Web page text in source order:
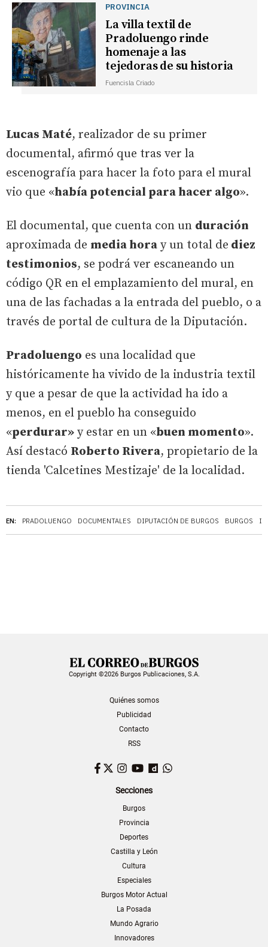
EN: PRADOLUENGO DOCUMENTALES DIPUTACIÓN DE BURGOS BURGOS
PROVINCIA
La villa textil de
Pradoluengo rinde
homenaje a las
tejedoras de su historia
Fuencisla Criado
Lucas Maté, realizador de su primer
documental, afirmó que tras ver la
escenografía para hacer la foto para el mural
vio que «había potencial para hacer algo».
El documental, que cuenta con un duración
aproximada de media hora y un total de diez
testimonios, se podrá ver escaneando un
código QR en el emplazamiento del mural, en
una de las fachadas a la entrada del pueblo, o a
través de portal de cultura de la Diputación.
Pradoluengo es una localidad que
históricamente ha vivido de la industria textil
y que a pesar de que la actividad ha ido a
menos, en el pueblo ha conseguido
«perdurar» y estar en un «buen momento».
Así destacó Roberto Rivera, propietario de la
tienda 'Calcetines Mestizaje' de la localidad.
Copyright ©2026 Burgos Publicaciones, S.A.
Quiénes somos
Publicidad
Contacto
RSS
Facebook
TwitterInstagram
YouTubeDailymotion
Secciones
Burgos
Provincia
Deportes
Castilla y León
Cultura
Especiales
Burgos Motor Actual
La Posada
Mundo Agrario
Innovadores